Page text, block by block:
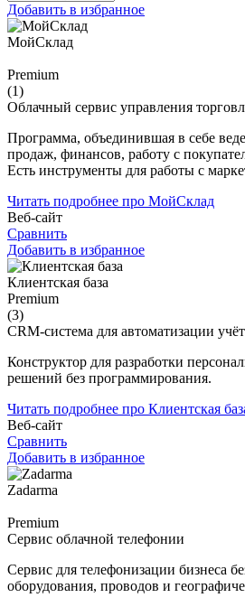
Добавить в избранное
МойСклад
Premium
(1)
Облачный сервис управления
Программа, объединившая в себе
продаж, финансов, работу с
Есть инструменты для работы с
Читать подробнее про МойСклад
Веб-сайт
Сравнить
Добавить в избранное
Клиентская база
Premium
(3)
CRM-система для автоматизации
Конструктор для разработки
решений без программирования.
Читать подробнее про Клиентская
Веб-сайт
Сравнить
Добавить в избранное
Zadarma
Premium
Сервис облачной телефонии
Сервис для телефонизации бизнеса
оборудования, проводов и